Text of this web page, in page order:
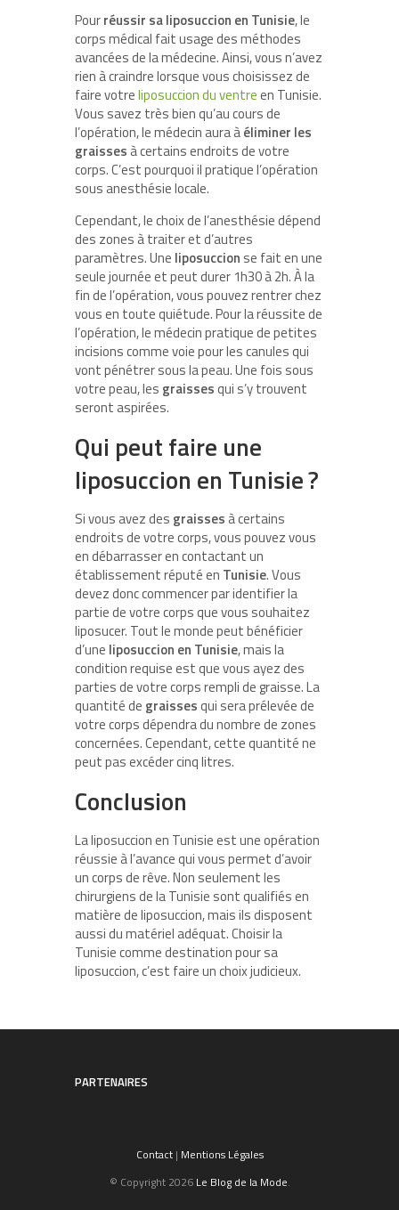
Pourréussir sa liposuccion en Tunisie, le
corps médical fait usage des méthodes
avancées de la médecine. Ainsi, vous n’avez
rien à craindre lorsque vous choisissez de
faire votreliposuccion du ventreen Tunisie.
Vous savez très bien qu’au cours de
l’opération, le médecin aura àéliminer les
graisses à certains endroits de votre
corps. C’est pourquoi il pratique l’opération
sous anesthésie locale.
Cependant, le choix de l’anesthésie dépend
des zones à traiter et d’autres
paramètres. Une liposuccion se fait en une
seule journée et peut durer 1h30 à 2h. À la
fin de l’opération, vous pouvez rentrer chez
vous en toute quiétude. Pour la réussite de
l’opération, le médecin pratique de petites
incisions comme voie pour les canules qui
vont pénétrer sous la peau. Une fois sous
votre peau, les graissesqui s’y trouvent
seront aspirées.
Qui peut faire une
liposuccion en Tunisie ?
Si vous avez des graisses à certains
endroits de votre corps, vous pouvez vous
en débarrasser en contactant un
établissement réputé en Tunisie. Vous
devez donc commencer par identifier la
partie de votre corps que vous souhaitez
liposucer. Tout le monde peut bénéficier
d’une liposuccion en Tunisie, mais la
condition requise est que vous ayez des
parties de votre corps rempli de graisse. La
quantité de graissesqui sera prélevée de
votre corps dépendra du nombre de zones
concernées. Cependant, cette quantité ne
peut pas excéder cinq litres.
Conclusion
La liposuccion en Tunisie est une opération
réussie à l’avance qui vous permet d’avoir
un corps de rêve. Non seulement les
chirurgiens de la Tunisie sont qualifiés en
matière de liposuccion, mais ils disposent
aussi du matériel adéquat. Choisir la
Tunisie comme destination pour sa
liposuccion, c’est faire un choix judicieux.
PARTENAIRES
Contact| Mentions Légales
© Copyright 2026 Le Blog de la Mode.